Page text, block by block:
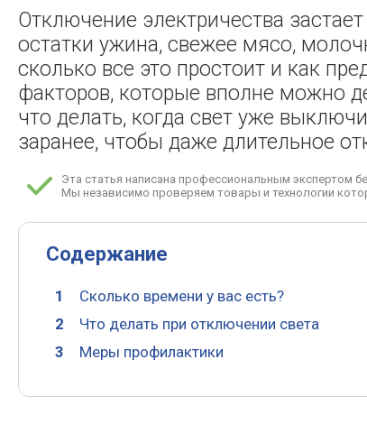
Отключение электричества
остатки ужина, свежее мясо,
сколько все это простоит и как
факторов, которые вполне можно
что делать, когда свет уже
заранее, чтобы даже длительное
Эта статья написана профессиональным экспертом
Мы независимо проверяем товары и технологии
Содержание
Сколько времени у вас есть?
Что делать при отключении света
Меры профилактики